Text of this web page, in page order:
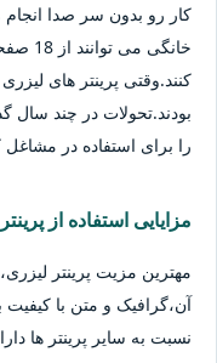
کار رو بدون سر صدا انجام
کنند.وقتی پرینتر های
بودند.تحولات در چند سال
را برای استفاده در
مزایایی استفاده از
مهترین مزیت پرینتر
آن،گرافیک و متن با کیفیت
نسبت به سایر پرینتر ها